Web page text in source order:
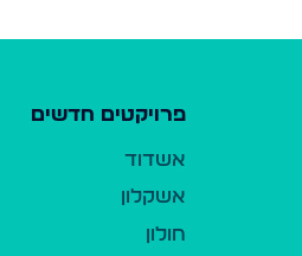
פרויקטים חדשים
אשדוד
אשקלון
חולון